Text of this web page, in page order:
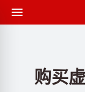
购买